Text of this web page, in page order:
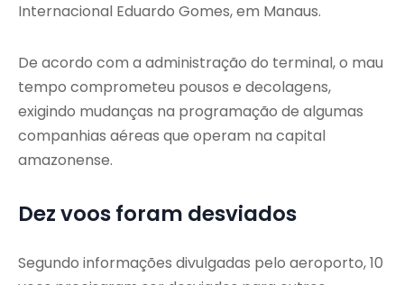
Internacional Eduardo Gomes, em Manaus.
De acordo com a administração do terminal, o mau
tempo comprometeu pousos e decolagens,
exigindo mudanças na programação de algumas
companhias aéreas que operam na capital
amazonense.
Dez voos foram desviados
Segundo informações divulgadas pelo aeroporto, 10